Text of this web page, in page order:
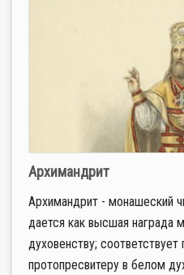
Архимандрит
Архимандрит - монашеский
дается как высшая
духовенству;
протопресвитеру в белом